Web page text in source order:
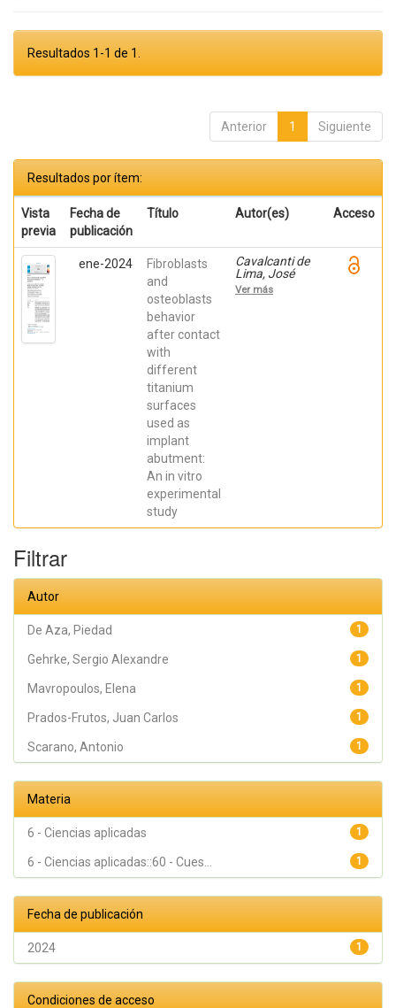
Resultados 1-1 de 1.
Anterior 1 Siguiente
Resultados por ítem:
Vista
previa
Fecha de
publicación
Título Autor(es) Acceso
ene-2024
Fibroblasts
and
osteoblasts
behavior
after contact
with
different
titanium
surfaces
used as
implant
abutment:
An in vitro
experimental
study
Cavalcanti de
Lima, José
Henrique;
Robbs ,
Ver más
Filtrar
Autor
1
De Aza, Piedad
1
Gehrke, Sergio Alexandre
1
Mavropoulos, Elena
1
Prados-Frutos, Juan Carlos
1
Scarano, Antonio
Materia
1
6 - Ciencias aplicadas
1
6 - Ciencias aplicadas::60 - Cues...
Fecha de publicación
1
2024
Condiciones de acceso